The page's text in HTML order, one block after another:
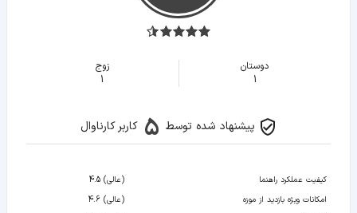
دوستان
1
زوج
1
پیشنهاد شده توسط 5 کاربر کارناوال
کیفیت عملکرد راهنما
(عالی) 4.5
امکانات ویژه بازدید از موزه
(عالی) 4.6